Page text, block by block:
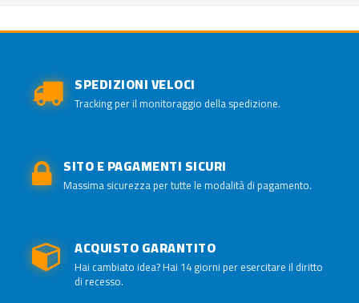
SPEDIZIONI VELOCI
Tracking per il monitoraggio della spedizione.
SITO E PAGAMENTI SICURI
Massima sicurezza per tutte le modalità di pagamento.
ACQUISTO GARANTITO
Hai cambiato idea? Hai 14 giorni per esercitare il diritto
di recesso.